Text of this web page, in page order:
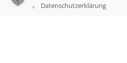
Datenschutzerklärung